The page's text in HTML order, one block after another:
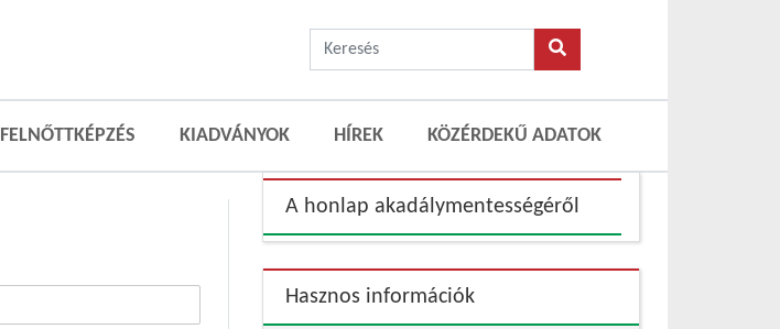
FELNŐTTKÉPZÉS KIADVÁNYOK HÍREK KÖZÉRDEKŰ ADATOK
A honlap akadálymentességéről
Hasznos információk